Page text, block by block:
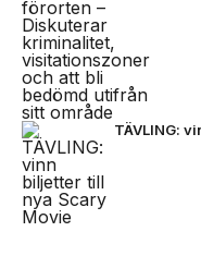
TÄVLING: